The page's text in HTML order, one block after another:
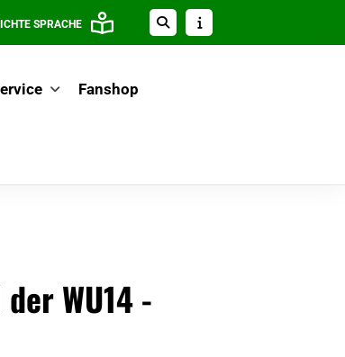
SPRACHE
Fanshop
WU14 -